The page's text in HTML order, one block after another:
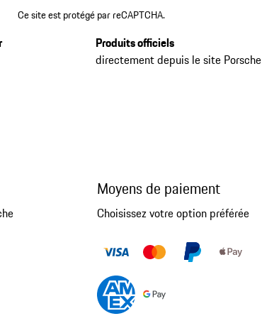
Ce site est protégé par reCAPTCHA.
Produits officiels
directement depuis le site Porsche
Moyens de paiement
Choisissez votre option préférée